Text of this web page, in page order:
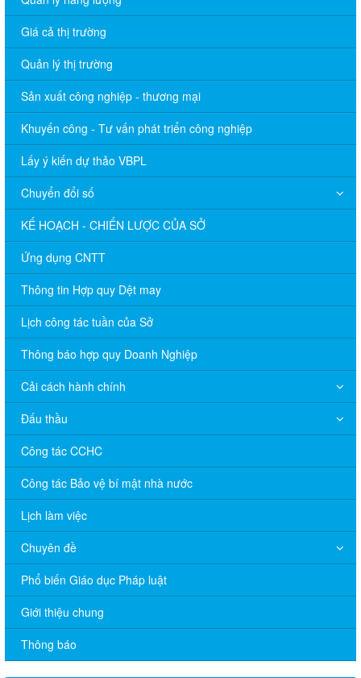
Giá cả thị trường
Quản lý thị trường
Sản xuất công nghiệp - thương mại
Khuyến công - Tư vấn phát triển công nghiệp
Lấy ý kiến dự thảo VBPL
Chuyển đổi số
KẾ HOẠCH - CHIẾN LƯỢC CỦA SỞ
Ứng dụng CNTT
Thông tin Hợp quy Dệt may
Lịch công tác tuần của Sở
Thông báo hợp quy Doanh Nghiệp
Cải cách hành chính
Đấu thầu
Công tác CCHC
Công tác Bảo vệ bí mật nhà nước
Lịch làm việc
Chuyên đề
Phổ biến Giáo dục Pháp luật
Giới thiệu chung
Thông báo
V/v đề nghị báo cáo hệ thống phân phối, nhãn hiệu hàng hóa
và hoạt động mua bán khí trên địa bàn tỉnh năm 2025 (nhắc lần
Thông báo bán thanh lý tài sản công theo hình thức chỉ định